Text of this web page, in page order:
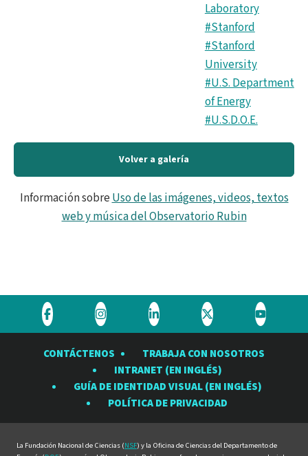
Laboratory
#Stanford
#Stanford
University
#U.S. Department
of Energy
#U.S.D.O.E.
Volver a galería
Información sobreUso de las imágenes, videos, textos
web y música del Observatorio Rubin
Visite
Observatorio
Visite
Observatorio
Rubin
en
Visite
Observatorio
Rubin
en
Visite
Observatorio
Rubin
en
Visite
Rubin
en
CONTÁCTENOS
TRABAJA CON NOSOTROS
INTRANET (EN INGLÉS)
GUÍA DE IDENTIDAD VISUAL (EN INGLÉS)
POLÍTICA DE PRIVACIDAD
La Fundación Nacional de Ciencias (NSF) y la Oficina de Ciencias del Departamento de